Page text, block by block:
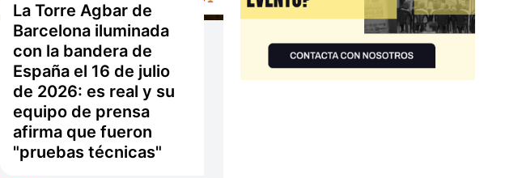
La Torre Agbar de
Barcelona iluminada
con la bandera de
España el 16 de julio
de 2026: es real y su
equipo de prensa
afirma que fueron
"pruebas técnicas"